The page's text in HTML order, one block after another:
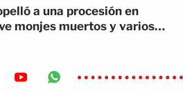
a una procesión en
monjes muertos y varios
impactante.